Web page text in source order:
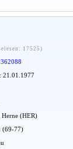
17525)
21.01.1977
Herne (HER)
(69-77)